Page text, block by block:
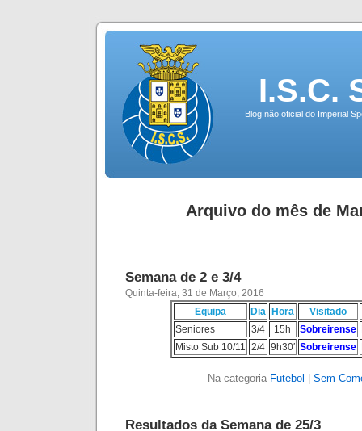
I.S.C.
Blog não oficial do Imperial
Arquivo do mês de
Semana de 2 e 3/4
Quinta-feira, 31 de Março, 2016
Equipa
Dia Hora
Visitado
Seniores
3/4 15h Sobreirense
Misto Sub 10/11 2/4 9h30′ Sobreirense
Na categoria Futebol Sem
Resultados da Semana de 25/3